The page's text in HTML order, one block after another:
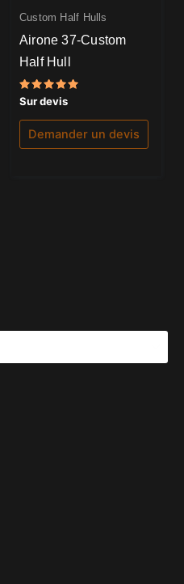
Custom Half Hulls
Airone 37-Custom
Half Hull
Note
5.00
sur 5
Sur devis
Demander un devis